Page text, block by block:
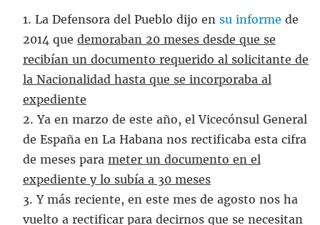
La Defensora del Pueblo dijo en su informe de
2014 que demoraban 20 meses desde que se
recibían un documento requerido al solicitante de
la Nacionalidad hasta que se incorporaba al
expediente
Ya en marzo de este año, el Vicecónsul General
de España en La Habana nos rectificaba esta cifra
de meses para meter un documento en el
expediente y lo subía a 30 meses
Y más reciente, en este mes de agosto nos ha
vuelto a rectificar para decirnos que se necesitan